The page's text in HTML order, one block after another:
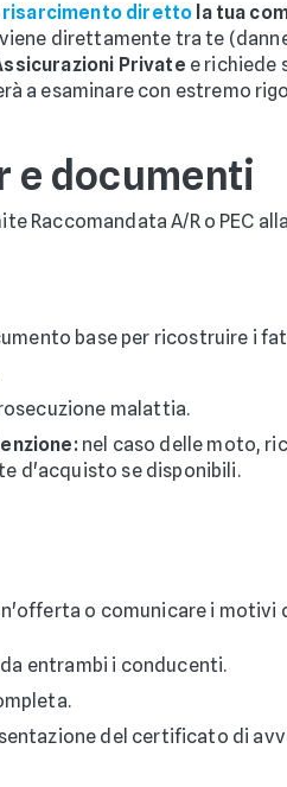
risarcimento diretto la tua
direttamente tra te
Private e richiede
a esaminare con estremo
e documenti
Raccomandata A/R o PEC
base per ricostruire i
malattia.
nel caso delle moto,
d'acquisto se disponibili.
o comunicare i motivi
entrambi i conducenti.
del certificato di